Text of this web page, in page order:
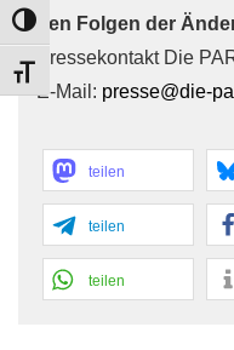
TOGGLE HIGH
TOGGLE FONT SIZE
den Folgen der
Pressekontakt Die
E-Mail: presse@die-
teilen
teilen
teilen